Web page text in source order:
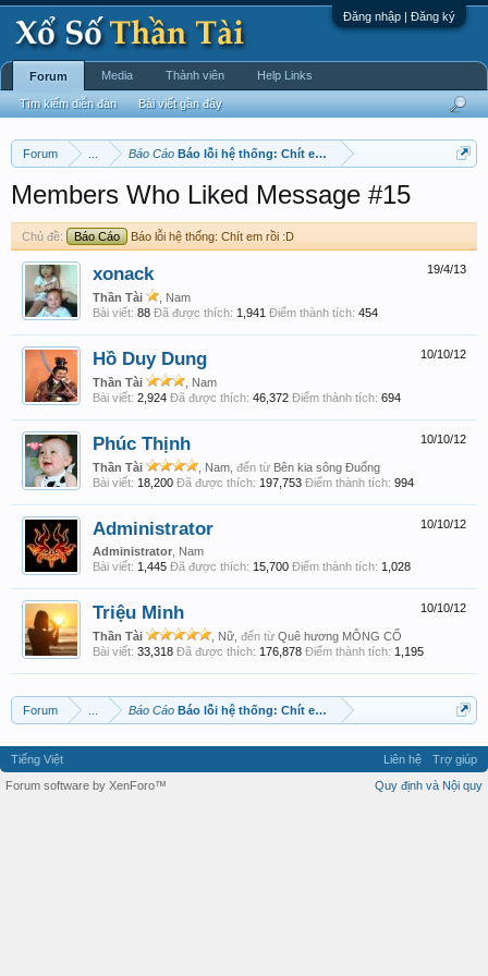
Đăng nhập | Đăng ký
Forum Báo Cáo Báo lỗi hệ thống: Chít em rồi :D
Members Who Liked Message #15
Chủ đề: Báo Cáo Báo lỗi hệ thống: Chít em rồi :D
19/4/13
xonack
Thần Tài
, Nam
Bài viết: 88 Đã được thích: 1,941 Điểm thành tích: 454
10/10/12
Hồ Duy Dung
Thần Tài
, Nam
Bài viết: 2,924 Đã được thích: 46,372 Điểm thành tích: 694
10/10/12
Phúc Thịnh
Thần Tài , Nam, đến từ Bên kia sông Đuống
Bài viết: 18,200 Đã được thích: 197,753 Điểm thành tích: 994
10/10/12
Administrator
Administrator , Nam
Bài viết: 1,445 Đã được thích: 15,700 Điểm thành tích: 1,028
10/10/12
Triệu Minh
Thần Tài , Nữ, đến từ Quê hương MÔNG CỔ
Bài viết: 33,318 Đã được thích: 176,878 Điểm thành tích: 1,195
Forum Báo Cáo Báo lỗi hệ thống: Chít em rồi :D
Forum
Tìm kiếm diễn đàn Bài viết gần đây
Media Thành viên Help Links
Tiếng Việt Liên hệ
Trợ giúp
Quy định và Nội quy
Forum software by XenForo™